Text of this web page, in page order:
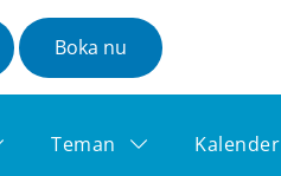
Boka nu
Teman Kalender